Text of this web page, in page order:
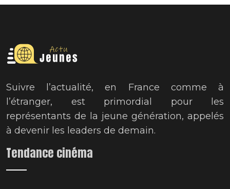
Suivre l’actualité, en France comme à
l’étranger, est primordial pour les
représentants de la jeune génération, appelés
à devenir les leaders de demain.
Tendance cinéma